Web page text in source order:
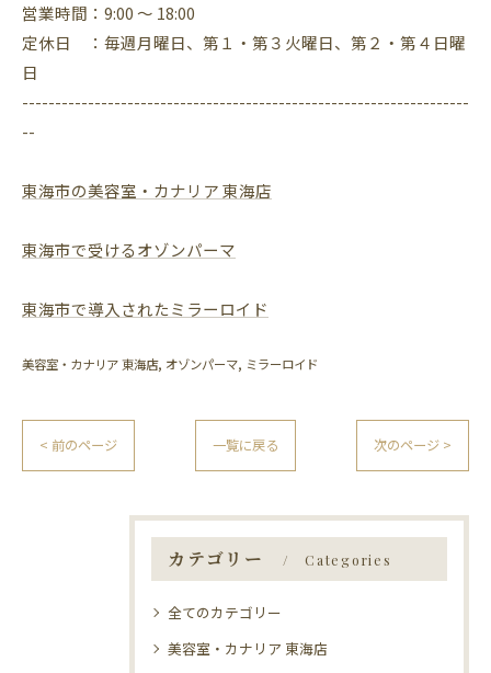
営業時間：9:00 ～ 18:00
定休日 ：毎週月曜日、第１・第３火曜日、第２・第４日曜
日
--------------------------------------------------------------------
--
東海市の美容室・カナリア 東海店
東海市で受けるオゾンパーマ
東海市で導入されたミラーロイド
美容室・カナリア 東海店 オゾンパーマ ミラーロイド
< 前のページ 一覧に戻る 次のページ >
カテゴリー Categories
全てのカテゴリー
美容室・カナリア 東海店